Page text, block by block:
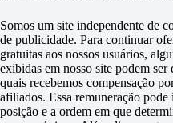
Somos um site independente de
de publicidade. Para continuar
gratuitas aos nossos usuários,
exibidas em nosso site podem ser
quais recebemos compensação
afiliados. Essa remuneração
posição e a ordem em que